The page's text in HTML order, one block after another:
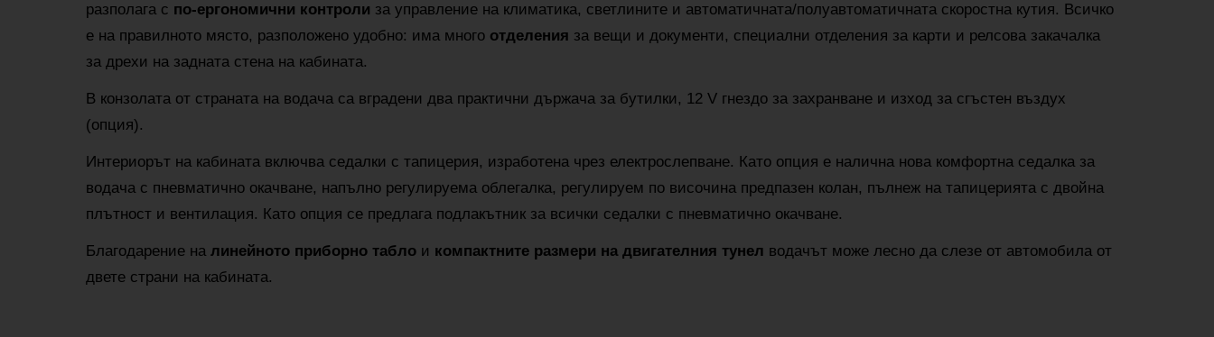
разполага с по-ергономични контроли за управление на климатика, светлините и автоматичната/полуавтоматичната скоростна кутия. Всичко
е на правилното място, разположено удобно: има много отделения за вещи и документи, специални отделения за карти и релсова закачалка
за дрехи на задната стена на кабината.
В конзолата от страната на водача са вградени два практични държача за бутилки, 12 V гнездо за захранване и изход за сгъстен въздух
(опция).
Интериорът на кабината включва седалки с тапицерия, изработена чрез електрослепване. Като опция е налична нова комфортна седалка за
водача с пневматично окачване, напълно регулируема облегалка, регулируем по височина предпазен колан, пълнеж на тапицерията с двойна
плътност и вентилация. Като опция се предлага подлакътник за всички седалки с пневматично окачване.
Благодарение на линейното приборно таблои компактните размери на двигателния тунел водачът може лесно да слезе от автомобила от
двете страни на кабината.